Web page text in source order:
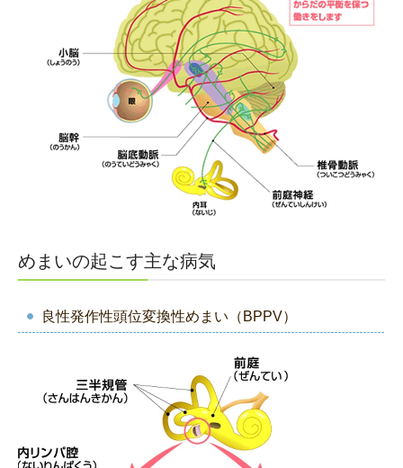
めまいの起こす主な病気
良性発作性頭位変換性めまい（BPPV）